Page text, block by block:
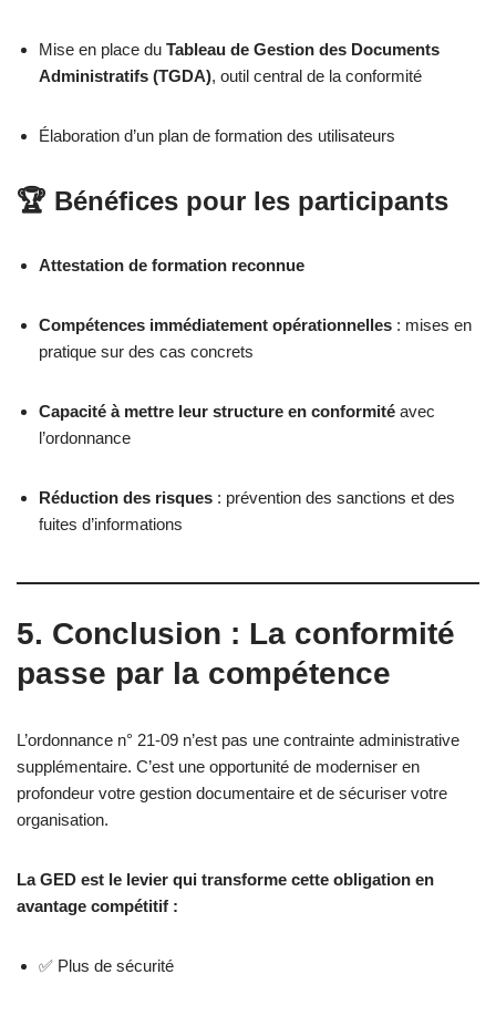
Mise en place du Tableau de Gestion des Documents
Administratifs (TGDA), outil central de la conformité
Élaboration d’un plan de formation des utilisateurs
🏆 Bénéfices pour les participants
Attestation de formation reconnue
Compétences immédiatement opérationnelles : mises en
pratique sur des cas concrets
Capacité à mettre leur structure en conformité avec
l’ordonnance
Réduction des risques : prévention des sanctions et des
fuites d’informations
5. Conclusion : La conformité
passe par la compétence
L’ordonnance n° 21-09 n’est pas une contrainte administrative
supplémentaire. C’est une opportunité de moderniser en
profondeur votre gestion documentaire et de sécuriser votre
organisation.
La GED est le levier qui transforme cette obligation en
avantage compétitif :
✅ Plus de sécurité